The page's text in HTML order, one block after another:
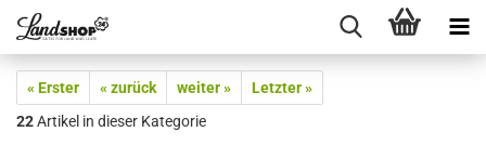
« Erster « zurück weiter »
Letzter »
22Artikel in dieser Kategorie